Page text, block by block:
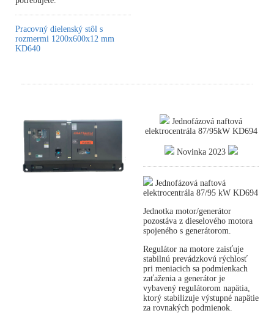
Pracovný dielenský stôl s
rozmermi 1200x600x12 mm
KD640
Jednofázová naftová
elektrocentrála 87/95kW KD694
Novinka 2023
Jednofázová naftová
elektrocentrála 87/95 kW KD694
Jednotka motor/generátor
pozostáva z dieselového motora
spojeného s generátorom.
Regulátor na motore zaisťuje
stabilnú prevádzkovú rýchlosť
pri meniacich sa podmienkach
zaťaženia a generátor je
vybavený regulátorom napätia,
ktorý stabilizuje výstupné napätie
za rovnakých podmienok.